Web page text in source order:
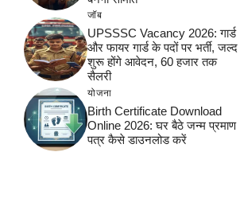
जॉब
UPSSSC Vacancy 2026: गार्ड
और फायर गार्ड के पदों पर भर्ती, जल्द
शुरू होंगे आवेदन, 60 हजार तक
सैलरी
योजना
Birth Certificate Download
Online 2026: घर बैठे जन्म प्रमाण
पत्र कैसे डाउनलोड करें